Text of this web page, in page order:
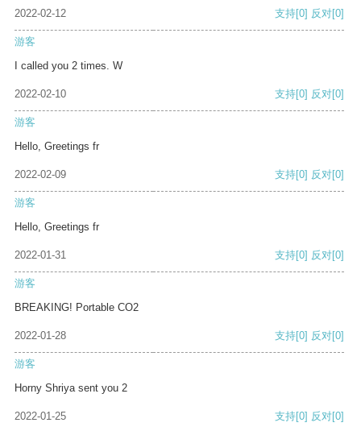
2022-02-12 支持[0] 反对[0]
游客
I called you 2 times. W
2022-02-10 支持[0] 反对[0]
游客
Hello, Greetings fr
2022-02-09 支持[0] 反对[0]
游客
Hello, Greetings fr
2022-01-31 支持[0] 反对[0]
游客
BREAKING! Portable CO2
2022-01-28 支持[0] 反对[0]
游客
Horny Shriya sent you 2
2022-01-25 支持[0] 反对[0]